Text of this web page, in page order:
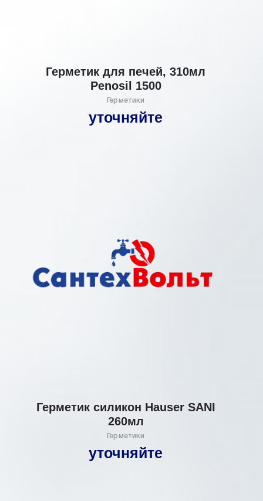
Герметик для печей, 310мл
Penosil 1500
Герметики
уточняйте
Герметик силикон Hauser SANI
260мл
Герметики
уточняйте